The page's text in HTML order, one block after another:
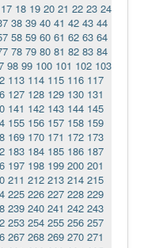
17 18 19 20 21 22 23 24
38 39 40 41 42 43 44
58 59 60 61 62 63 64
78 79 80 81 82 83 84
98 99 100 101 102 103
113 114 115 116 117
127 128 129 130 131
141 142 143 144 145
155 156 157 158 159
169 170 171 172 173
183 184 185 186 187
197 198 199 200 201
211 212 213 214 215
225 226 227 228 229
239 240 241 242 243
253 254 255 256 257
267 268 269 270 271